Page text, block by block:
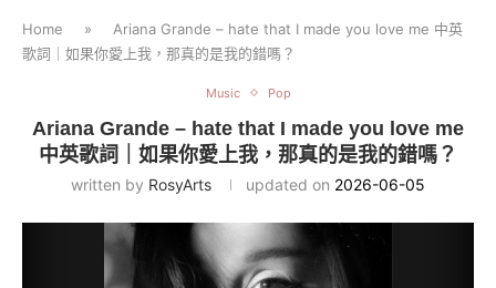
Home »
Ariana Grande – hate that I made you love me 中英
歌詞｜如果你愛上我，那真的是我的錯嗎？
Music Pop
Ariana Grande – hate that I made you love me
中英歌詞｜如果你愛上我，那真的是我的錯嗎？
written by RosyArts updated on 2026-06-05